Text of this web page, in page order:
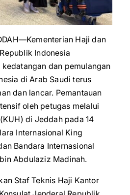
Haji dan
Indonesia
dan pemulangan
di Arab Saudi terus
dan lancar. Pemantauan
oleh petugas melalui
di Jeddah pada 14
Internasional King
Bandara Internasional
Abdulaziz Madinah.
Staf Teknis Haji Kantor